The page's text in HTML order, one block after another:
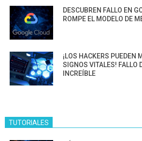
DESCUBREN FALLO EN
ROMPE EL MODELO DE
¡LOS HACKERS PUEDEN
SIGNOS VITALES! FALLO
INCREÍBLE
TUTORIALES